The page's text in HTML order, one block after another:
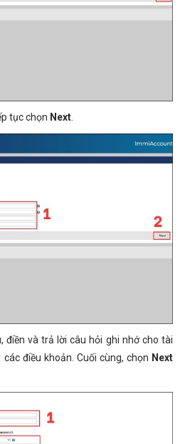
tục chọn Next
điền và trả lời câu hỏi ghi nhớ cho tài
điều khoản. Cuối cùng, chọn Next